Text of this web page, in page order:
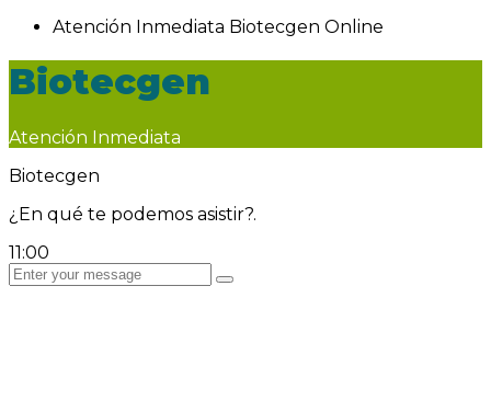
Atención Inmediata Biotecgen Online
Biotecgen
Atención Inmediata
Biotecgen
¿En qué te podemos asistir?.
11:00